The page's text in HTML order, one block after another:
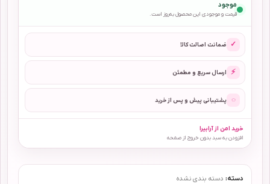
موجود
قیمت و موجودی این محصول به‌روز است.
✓ ضمانت اصالت کالا
⚡ ارسال سریع و مطمئن
◌ پشتیبانی پیش و پس از خرید
خرید امن از آرابیرا
افزودن به سبد بدون خروج از صفحه
دسته: دسته بندی نشده